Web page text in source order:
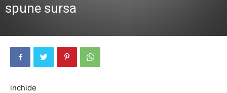
spune sursa
inchide